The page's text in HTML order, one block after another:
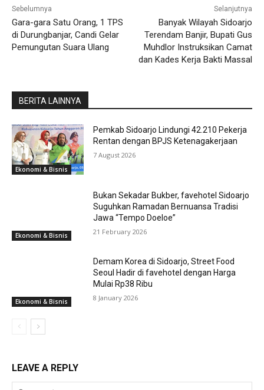
Sebelumnya
Gara-gara Satu Orang, 1 TPS
di Durungbanjar, Candi Gelar
Pemungutan Suara Ulang
Selanjutnya
Banyak Wilayah Sidoarjo
Terendam Banjir, Bupati Gus
Muhdlor Instruksikan Camat
dan Kades Kerja Bakti Massal
BERITA LAINNYA
Ekonomi & Bisnis
Pemkab Sidoarjo Lindungi 42.210 Pekerja
Rentan dengan BPJS Ketenagakerjaan
7 August 2026
Ekonomi & Bisnis
Bukan Sekadar Bukber, favehotel Sidoarjo
Suguhkan Ramadan Bernuansa Tradisi
Jawa “Tempo Doeloe”
21 February 2026
Ekonomi & Bisnis
Demam Korea di Sidoarjo, Street Food
Seoul Hadir di favehotel dengan Harga
Mulai Rp38 Ribu
8 January 2026
LEAVE A REPLY